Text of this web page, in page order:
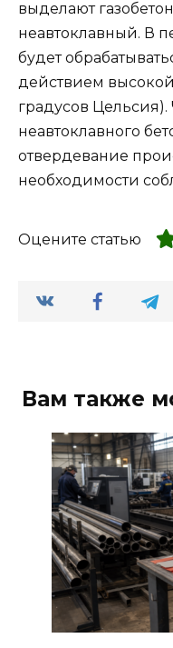
выделают
неавтоклавный. В
будет
действием
градусов Цельсия).
неавтоклавного
отвердевание
необходимости
Оцените статью
Вам также